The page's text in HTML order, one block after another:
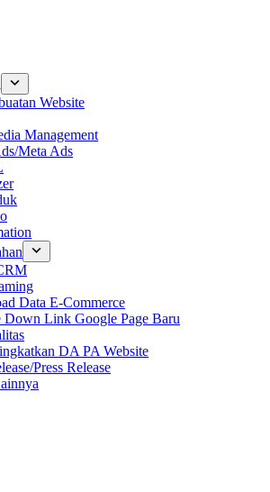
Website
Management
Meta Ads
Data E-Commerce
Down Link Google Page Baru
DA PA Website
Press Release